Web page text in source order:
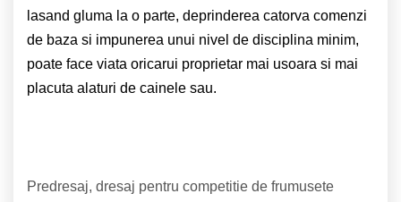
lasand gluma la o parte, deprinderea catorva comenzi
de baza si impunerea unui nivel de disciplina minim,
poate face viata oricarui proprietar mai usoara si mai
placuta alaturi de cainele sau.
Predresaj, dresaj pentru competitie de frumusete